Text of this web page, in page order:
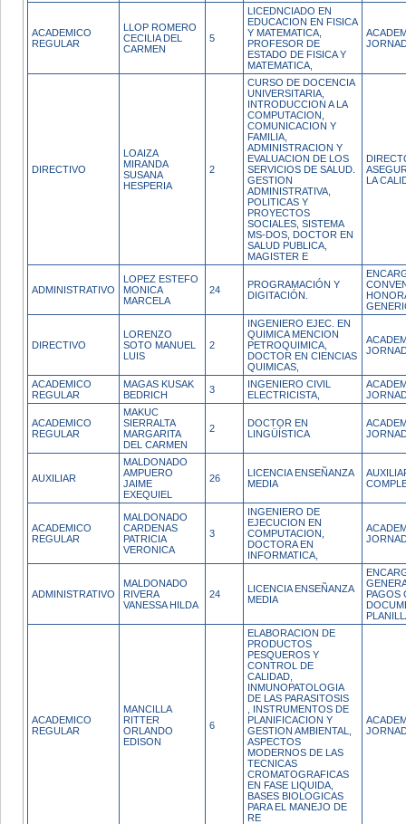
ACADEMICO
REGULAR
LLOP ROMERO
CECILIA DEL
CARMEN
5
LICEDNCIADO EN
EDUCACION EN FISICA
Y MATEMATICA,
PROFESOR DE
ESTADO DE FISICA Y
MATEMATICA,
DIRECTIVO
LOAIZA
MIRANDA
SUSANA
HESPERIA
2
CURSO DE DOCENCIA
UNIVERSITARIA,
INTRODUCCION A LA
COMPUTACION,
COMUNICACION Y
FAMILIA,
ADMINISTRACION Y
EVALUACION DE LOS
SERVICIOS DE SALUD.
GESTION
ADMINISTRATIVA,
POLITICAS Y
PROYECTOS
SOCIALES, SISTEMA
MS-DOS, DOCTOR EN
SALUD PUBLICA,
MAGISTER E
LA
ADMINISTRATIVO
LOPEZ ESTEFO
MONICA
MARCELA
24
PROGRAMACIÓN Y
DIGITACIÓN.
DIRECTIVO
LORENZO
SOTO MANUEL
LUIS
2
INGENIERO EJEC. EN
QUIMICA MENCION
PETROQUIMICA,
DOCTOR EN CIENCIAS
QUIMICAS,
ACADEMICO
REGULAR
MAGAS KUSAK
BEDRICH
3
INGENIERO CIVIL
ELECTRICISTA,
ACADEMICO
REGULAR
MAKUC
SIERRALTA
MARGARITA
DEL CARMEN
2
DOCTOR EN
LINGÜÍSTICA
AUXILIAR
MALDONADO
AMPUERO
JAIME
EXEQUIEL
26
LICENCIA ENSEÑANZA
MEDIA
ACADEMICO
REGULAR
MALDONADO
CARDENAS
PATRICIA
VERONICA
3
INGENIERO DE
EJECUCION EN
COMPUTACION,
DOCTORA EN
INFORMATICA,
ADMINISTRATIVO
MALDONADO
RIVERA
VANESSA HILDA
24
LICENCIA ENSEÑANZA
MEDIA
PAGOS
ACADEMICO
REGULAR
MANCILLA
RITTER
ORLANDO
EDISON
6
ELABORACION DE
PRODUCTOS
PESQUEROS Y
CONTROL DE
CALIDAD,
INMUNOPATOLOGIA
DE LAS PARASITOSIS
, INSTRUMENTOS DE
PLANIFICACION Y
GESTION AMBIENTAL,
ASPECTOS
MODERNOS DE LAS
TECNICAS
CROMATOGRAFICAS
EN FASE LIQUIDA,
BASES BIOLOGICAS
PARA EL MANEJO DE
RE